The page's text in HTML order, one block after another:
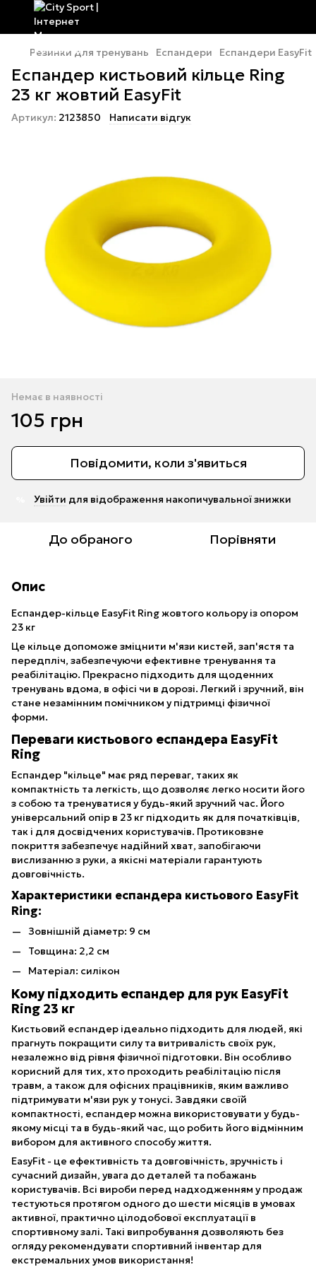
Резинки для тренувань Еспандери Еспандери EasyFit
Еспандер кистьовий кільце Ring
23 кг жовтий EasyFit
Артикул: 2123850 Написати відгук
Немає в наявності
105 грн
Повідомити, коли з'явиться
Увійти для відображення накопичувальної знижки
До обраного Порівняти
Опис
Еспандер-кільце EasyFit Ring жовтого кольору із опором
23 кг
Це кільце допоможе зміцнити м'язи кистей, зап'ястя та
передпліч, забезпечуючи ефективне тренування та
реабілітацію. Прекрасно підходить для щоденних
тренувань вдома, в офісі чи в дорозі. Легкий і зручний, він
стане незамінним помічником у підтримці фізичної
форми.
Переваги кистьового еспандера EasyFit
Ring
Еспандер "кільце" має ряд переваг, таких як
компактність та легкість, що дозволяє легко носити його
з собою та тренуватися у будь-який зручний час. Його
універсальний опір в 23 кг підходить як для початківців,
так і для досвідчених користувачів. Протиковзне
покриття забезпечує надійний хват, запобігаючи
вислизанню з руки, а якісні матеріали гарантують
довговічність.
Характеристики еспандера кистьового EasyFit
Ring:
Зовнішній діаметр: 9 см
Товщина: 2,2 см
Матеріал: силікон
Кому підходить еспандер для рук EasyFit
Ring 23 кг
Кистьовий еспандер ідеально підходить для людей, які
прагнуть покращити силу та витривалість своїх рук,
незалежно від рівня фізичної підготовки. Він особливо
корисний для тих, хто проходить реабілітацію після
травм, а також для офісних працівників, яким важливо
підтримувати м'язи рук у тонусі. Завдяки своїй
компактності, еспандер можна використовувати у будь-
якому місці та в будь-який час, що робить його відмінним
вибором для активного способу життя.
EasyFit - це ефективність та довговічність, зручність і
сучасний дизайн, увага до деталей та побажань
користувачів. Всі вироби перед надходженням у продаж
тестуються протягом одного до шести місяців в умовах
активної, практично цілодобової експлуатації в
спортивному залі. Такі випробування дозволяють без
огляду рекомендувати спортивний інвентар для
екстремальних умов використання!